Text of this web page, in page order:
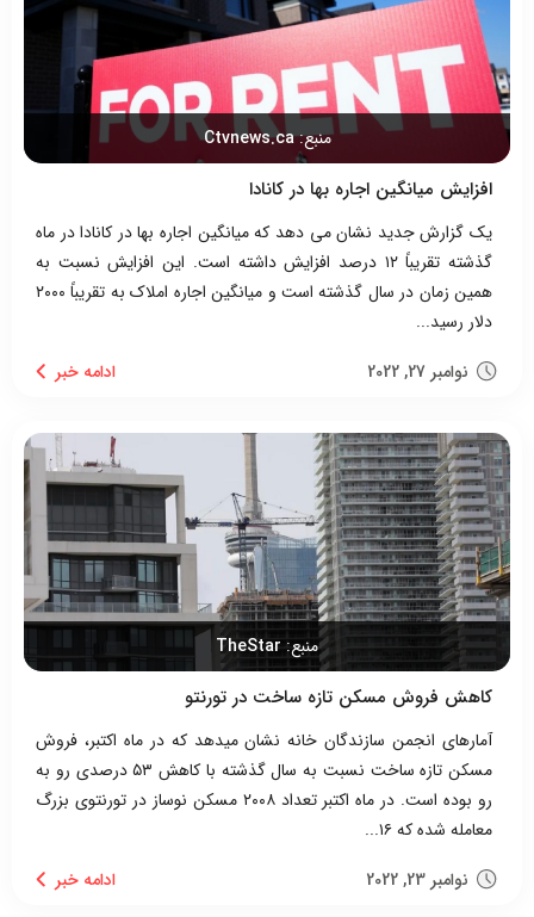
منبع:Ctvnews.ca
افزایش میانگین اجاره بها در کانادا
یک گزارش جدید نشان می دهد که میانگین اجاره بها در کانادا در ماه
گذشته تقریباً ۱۲ درصد افزایش داشته است. این افزایش نسبت به
همین زمان در سال گذشته است و میانگین اجاره املاک به تقریباً ۲۰۰۰
دلار رسید...
نوامبر 27, 2022
منبع: TheStar
کاهش فروش مسکن تازه ساخت در تورنتو
آمارهای انجمن سازندگان خانه نشان میدهد که در ماه اکتبر، فروش
مسکن تازه ساخت نسبت به سال گذشته با کاهش ۵۳ درصدی رو به
رو بوده است. در ماه اکتبر تعداد ۲۰۰۸ مسکن نوساز در تورنتوی بزرگ
معامله شده که ۱۶...
نوامبر 23, 2022